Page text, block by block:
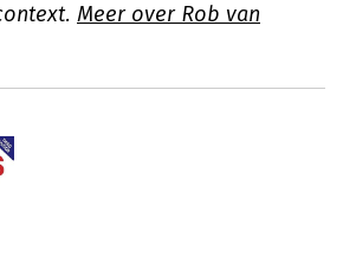
Meer over Rob van